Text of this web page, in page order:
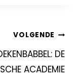
VOLGENDE
DE
ACADEMIE